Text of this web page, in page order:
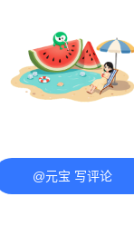
@元宝 写评论